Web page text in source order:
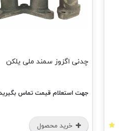
چدنی اگزوز سمند ملی یلکن
جهت استعلام قیمت تماس
خرید محصول